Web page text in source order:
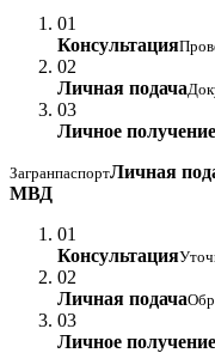
01
Консультация
02
Личная подача
03
Личное получение
ЗагранпаспортЛичная
МВД
01
Консультация
02
Личная подача
03
Личное получение